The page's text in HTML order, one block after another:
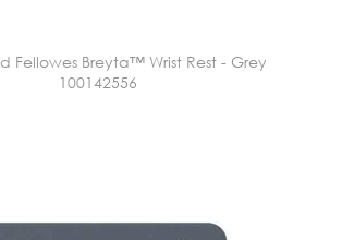
Fellowes Breyta™ Wrist Rest - Grey
100142556